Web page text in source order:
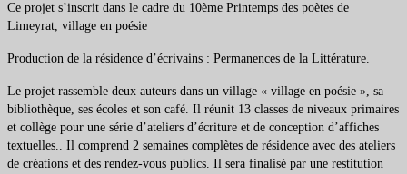
Ce projet s’inscrit dans le cadre du 10ème Printemps des poètes de
Limeyrat, village en poésie
Production de la résidence d’écrivains : Permanences de la Littérature.
Le projet rassemble deux auteurs dans un village « village en poésie », sa
bibliothèque, ses écoles et son café. Il réunit 13 classes de niveaux primaires
et collège pour une série d’ateliers d’écriture et de conception d’affiches
textuelles.. Il comprend 2 semaines complètes de résidence avec des ateliers
de créations et des rendez-vous publics. Il sera finalisé par une restitution